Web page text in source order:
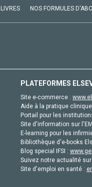
LIVRES NOS FORMULES
PLATEFORMES
Site e-commerce :
Aide à la pratique
Portail pour les
Site d'information sur
E-learning pour les
Bibliothèque d'e-books
Blog special IFSI :
Suivez notre actualité
Site d'emploi en santé :